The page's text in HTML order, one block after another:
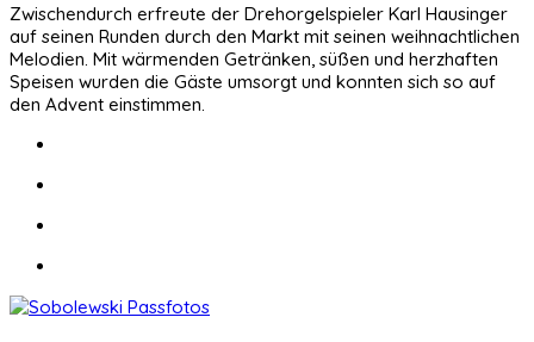
Zwischendurch erfreute der Drehorgelspieler Karl Hausinger
auf seinen Runden durch den Markt mit seinen weihnachtlichen
Melodien. Mit wärmenden Getränken, süßen und herzhaften
Speisen wurden die Gäste umsorgt und konnten sich so auf
den Advent einstimmen.